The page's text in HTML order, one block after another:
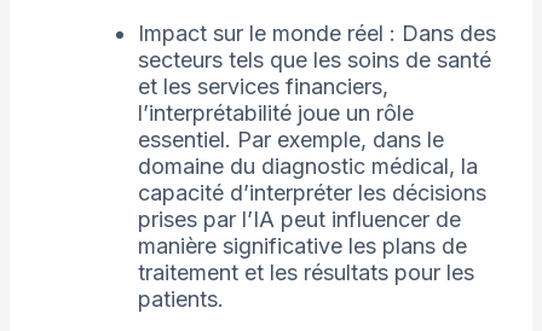
Impact sur le monde réel : Dans des
secteurs tels que les soins de santé
et les services financiers,
l’interprétabilité joue un rôle
essentiel. Par exemple, dans le
domaine du diagnostic médical, la
capacité d’interpréter les décisions
prises par l’IA peut influencer de
manière significative les plans de
traitement et les résultats pour les
patients.